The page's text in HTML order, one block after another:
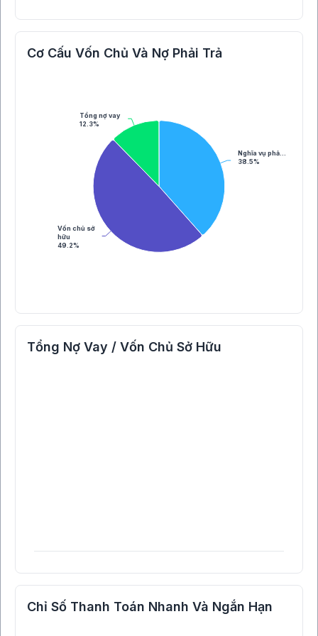
Cơ Cấu Vốn Chủ Và Nợ Phải Trả
Nghĩa vụ phả…
38.5%
Vốn chủ sở
hữu
49.2%
Tổng nợ vay
12.3%
Tổng Nợ Vay / Vốn Chủ Sở Hữu
Chỉ Số Thanh Toán Nhanh Và Ngắn Hạn